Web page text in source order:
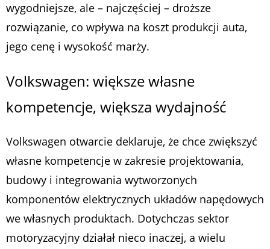
wygodniejsze, ale – najczęściej – droższe
rozwiązanie, co wpływa na koszt produkcji auta,
jego cenę i wysokość marży.
Volkswagen: większe własne
kompetencje, większa wydajność
Volkswagen otwarcie deklaruje, że chce zwiększyć
własne kompetencje w zakresie projektowania,
budowy i integrowania wytworzonych
komponentów elektrycznych układów napędowych
we własnych produktach. Dotychczas sektor
motoryzacyjny działał nieco inaczej, a wielu